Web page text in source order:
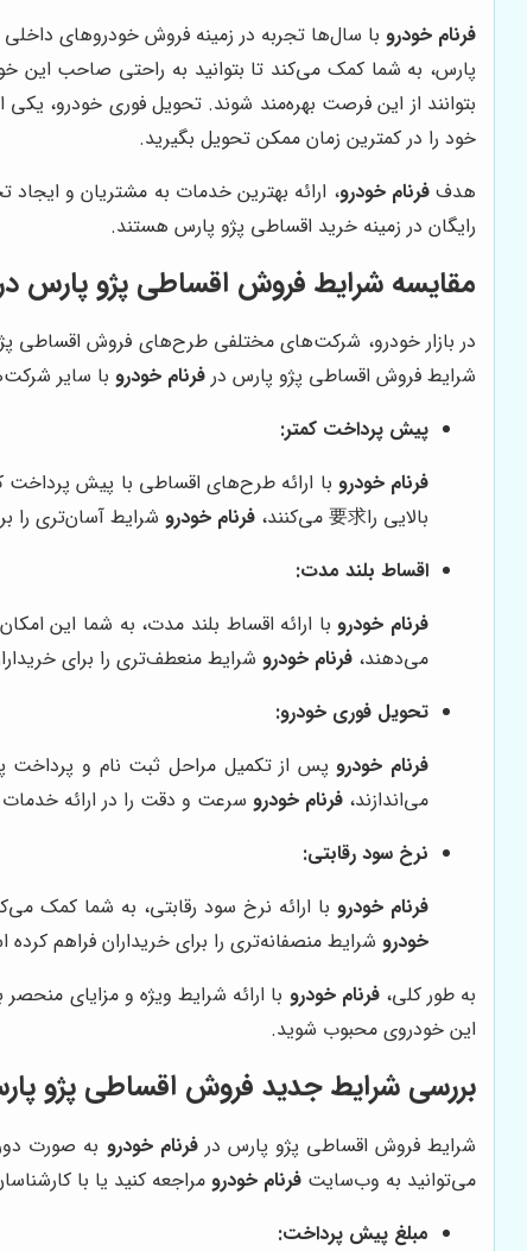
فرنام خودرو با سال‌ها تجربه در زمینه فروش خودروهای
پارس، به شما کمک می‌کند تا بتوانید به راحتی صاحب
بتوانند از این فرصت بهره‌مند شوند. تحویل فوری خودرو، یکی
خود را در کمترین زمان ممکن تحویل بگیرید.
هدففرنام خودرو، ارائه بهترین خدمات به مشتریان و
رایگان در زمینه خرید اقساطی پژو پارس هستند.
مقایسه شرایط فروش اقساطی پژو پارس در
در بازار خودرو، شرکت‌های مختلفی طرح‌های فروش اقساطی
شرایط فروش اقساطی پژو پارس در فرنام خودروبا سایر
پیش پرداخت کمتر:
فرنام خودرو با ارائه طرح‌های اقساطی با پیش پرداخت
بالایی را要求 می‌کنند،
فرنام خودروشرایط آسان‌تری را
اقساط بلند مدت:
فرنام خودروبا ارائه اقساط بلند مدت، به شما این
می‌دهند، فرنام خودروشرایط منعطف‌تری را برای
تحویل فوری خودرو:
فرنام خودروپس از تکمیل مراحل ثبت نام و پرداخت
می‌اندازند، فرنام خودروسرعت و دقت را در ارائه خدمات
نرخ سود رقابتی:
فرنام خودروبا ارائه نرخ سود رقابتی، به شما کمک
خودروشرایط منصفانه‌تری را برای خریداران فراهم
به طور کلی،فرنام خودرو با ارائه شرایط ویژه و مزایای
این خودروی محبوب شوید.
بررسی شرایط جدید فروش اقساطی پژو
شرایط فروش اقساطی پژو پارس درفرنام خودرو به صورت
می‌توانید به وب‌سایت فرنام خودرومراجعه کنید یا با
مبلغ پیش پرداخت: